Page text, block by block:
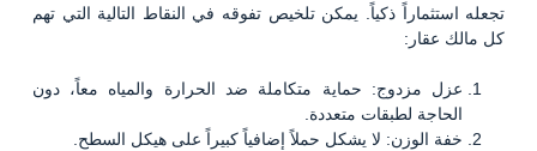
تجعله استثماراً ذكياً. يمكن تلخيص تفوقه في النقاط التالية التي تهم
كل مالك عقار:
عزل مزدوج: حماية متكاملة ضد الحرارة والمياه معاً، دون
الحاجة لطبقات متعددة.
خفة الوزن: لا يشكل حملاً إضافياً كبيراً على هيكل السطح.